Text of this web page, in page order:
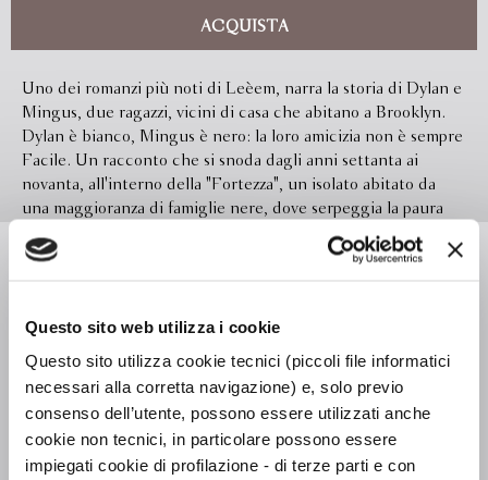
Questo sito web utilizza i cookie
Questo sito utilizza cookie tecnici (piccoli file informatici
necessari alla corretta navigazione) e, solo previo
consenso dell’utente, possono essere utilizzati anche
cookie non tecnici, in particolare possono essere
impiegati cookie di profilazione - di terze parti e con
ACQUISTA
Uno dei romanzi più noti di Leèem, narra la storia di Dylan e
Mingus, due ragazzi, vicini di casa che abitano a Brooklyn.
Dylan è bianco, Mingus è nero: la loro amicizia non è sempre
Facile. Un racconto che si snoda dagli anni settanta ai
novanta, all'interno della "Fortezza", un isolato abitato da
una maggioranza di famiglie nere, dove serpeggia la paura
del ritorno dei bianchi. La vita nell'America degli anni
settanta è fatta di conflitti razziali e politici che si possono
novanta l'atmosfera si fa più distaccata, e le persone sono
sempre più avvolte nell'indifferenza e nell'isolamento.
Formato 131.0 x 198.0
Legatura Brossura
Pagine 712
In libreria da Ottobre 2016